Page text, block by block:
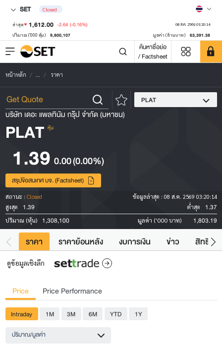
SET Closed
ล่าสุด 1,612.00 -2.64 (-0.16%) 08 ส.ค. 2569 03:20:14
ปริมาณ ('000 หุ้น) 9,800,107 มูลค่า (ล้านบาท) 63,391.38
ค้นหาชื่อย่อ
/ Factsheet
หน้าหลัก ... ราคา
PLAT
บริษัท เดอะ แพลทินัม กรุ๊ป จำกัด (มหาชน)
PLAT หุ้น
1.39 0.00(0.00%)
สรุปข้อสนเทศ บจ. (Factsheet)
สถานะ : Closed ข้อมูลล่าสุด : 08 ส.ค. 2569 03:20:14
สูงสุด
1.39 ต่ำสุด 1.37
ปริมาณ (หุ้น) 1,308,100 มูลค่า ('000 บาท) 1,803.19
ราคา ราคาย้อนหลัง งบการเงิน ข่าว สิทธิปร
ดูข้อมูลเชิงลึก
Price Price Performance
Intraday 1M 3M 6M YTD
1Y
ปริมาณ/มูลค่า